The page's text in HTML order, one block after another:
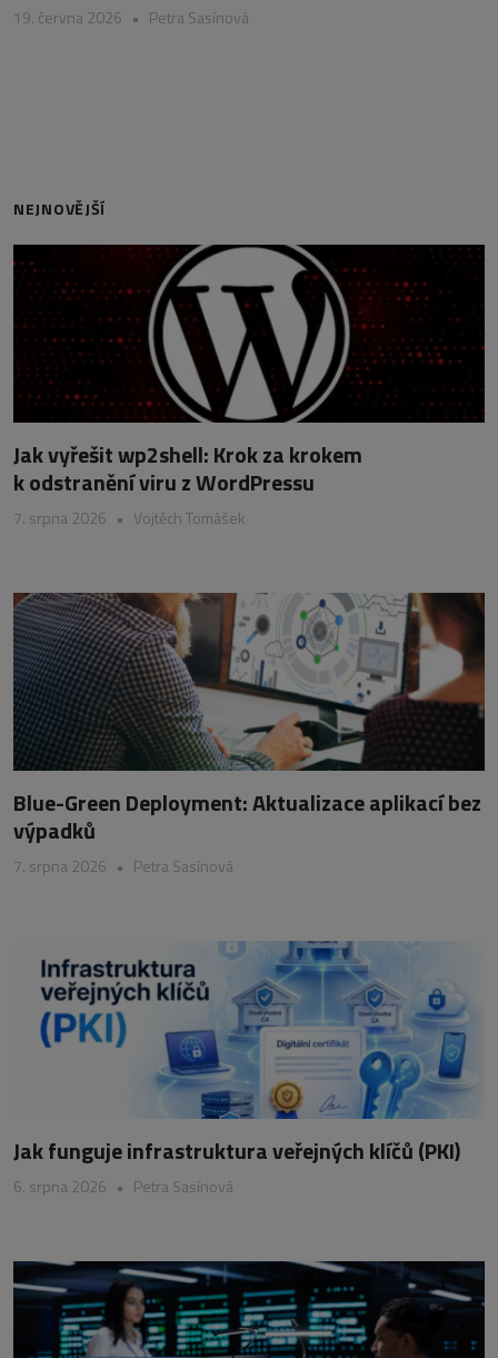
19. června 2026 • Petra Sasínová
NEJNOVĚJŠÍ
Jak vyřešit wp2shell: Krok za krokem
k odstranění viru z WordPressu
7. srpna 2026 • Vojtěch Tomášek
Blue-Green Deployment: Aktualizace aplikací bez
výpadků
7. srpna 2026 • Petra Sasínová
Jak funguje infrastruktura veřejných klíčů (PKI)
6. srpna 2026 • Petra Sasínová